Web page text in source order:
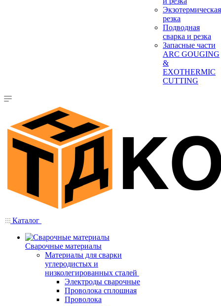
Экзотермическая
резка
Подводная
сварка и резка
Запасные части
ARC GOUGING
&
EXOTHERMIC
CUTTING
Каталог
Сварочные материалы
Материалы для сварки
углеродистых и
низколегированных сталей
Электроды сварочные
Проволока сплошная
Проволока